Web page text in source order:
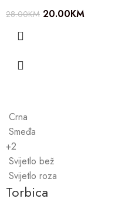
28.00KM 20.00KM
Crna
Smeđa
+2
Svijetlo bež
Svijetlo roza
Torbica